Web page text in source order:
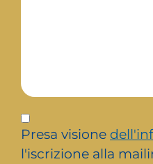
Iscrizione
newsletter
Presa visione
l'iscrizione alla